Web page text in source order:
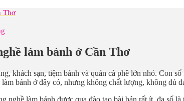
Thơ
làm bánh ở Cần Thơ
khách sạn, tiệm bánh và quán cà phê lớn nhỏ. Con
bánh ở đây có, nhưng không chất lượng, không đủ
nghề làm bánh được qua đào tạo bài bản rất ít, đa số